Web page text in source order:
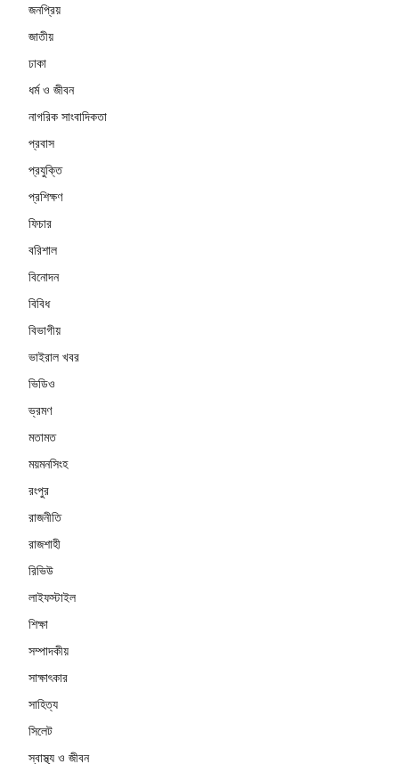
জনপ্রিয়
জাতীয়
ঢাকা
ধর্ম ও জীবন
নাগরিক সাংবাদিকতা
প্রবাস
প্রযুক্তি
প্রশিক্ষণ
ফিচার
বরিশাল
বিনোদন
বিবিধ
বিভাগীয়
ভাইরাল খবর
ভিডিও
ভ্রমণ
মতামত
ময়মনসিংহ
রংপুর
রাজনীতি
রাজশাহী
রিভিউ
লাইফস্টাইল
শিক্ষা
সম্পাদকীয়
সাক্ষাৎকার
সাহিত্য
সিলেট
স্বাস্থ্য ও জীবন